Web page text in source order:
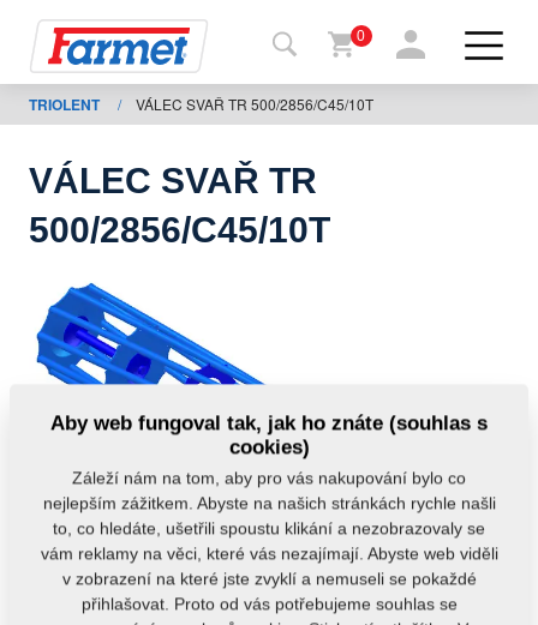
Zpět
na
shop
Moje
stroje
stažení
0
TRIOLENT / VÁLEC SVAŘ TR 500/2856/C45/10T
VÁLEC SVAŘ TR
500/2856/C45/10T
Aby web fungoval tak, jak ho znáte (souhlas s
cookies)
Záleží nám na tom, aby pro vás nakupování bylo co
nejlepším zážitkem. Abyste na našich stránkách rychle našli
to, co hledáte, ušetřili spoustu klikání a nezobrazovaly se
vám reklamy na věci, které vás nezajímají. Abyste web viděli
v zobrazení na které jste zvyklí a nemuseli se pokaždé
přihlašovat. Proto od vás potřebujeme souhlas se